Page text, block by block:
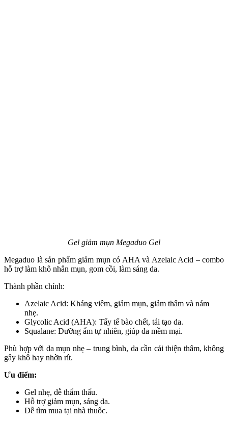
Gel giảm mụn Megaduo Gel
Megaduo là sản phẩm giảm mụn có AHA và Azelaic Acid – combo
hỗ trợ làm khô nhân mụn, gom cồi, làm sáng da.
Thành phần chính:
Azelaic Acid: Kháng viêm, giảm mụn, giảm thâm và nám
nhẹ.
Glycolic Acid (AHA): Tẩy tế bào chết, tái tạo da.
Squalane: Dưỡng ẩm tự nhiên, giúp da mềm mại.
Phù hợp với da mụn nhẹ – trung bình, da cần cải thiện thâm, không
gây khô hay nhờn rít.
Ưu điểm:
Gel nhẹ, dễ thẩm thấu.
Hỗ trợ giảm mụn, sáng da.
Dễ tìm mua tại nhà thuốc.